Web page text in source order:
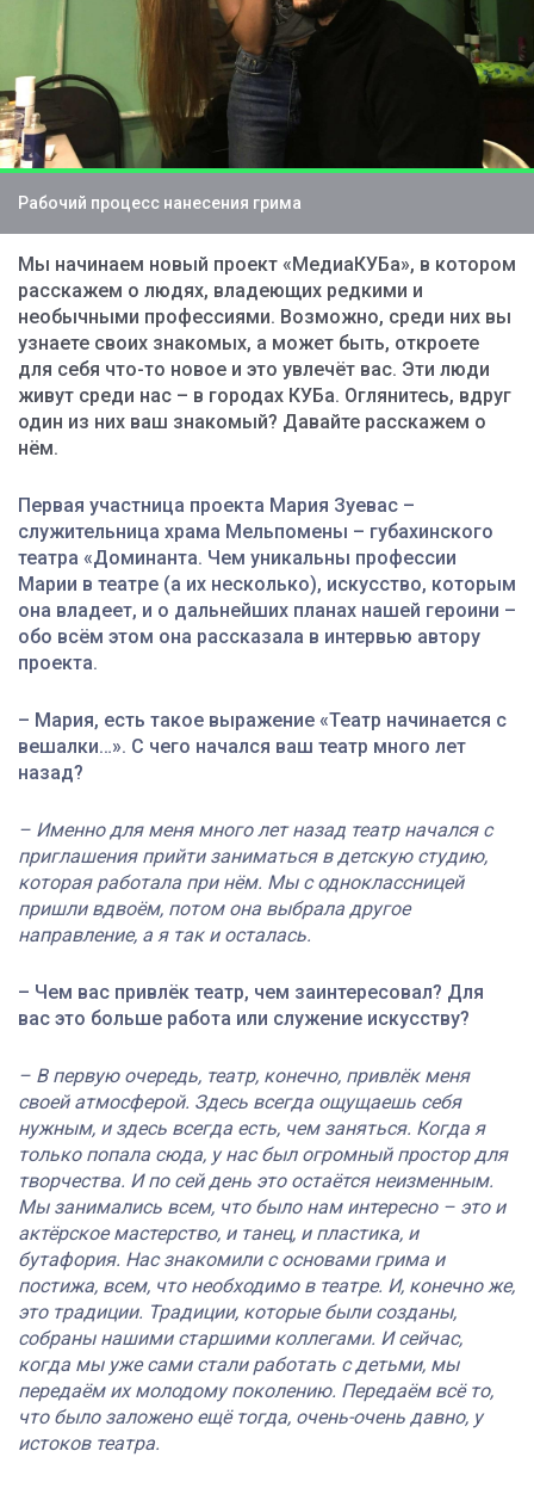
Рабочий процесс нанесения грима
Мы начинаем новый проект «МедиаКУБа», в котором
расскажем о людях, владеющих редкими и
необычными профессиями. Возможно, среди них вы
узнаете своих знакомых, а может быть, откроете
для себя что-то новое и это увлечёт вас. Эти люди
живут среди нас – в городах КУБа. Оглянитесь, вдруг
один из них ваш знакомый? Давайте расскажем о
нём.
Первая участница проекта Мария Зуевас –
служительница храма Мельпомены – губахинского
театра «Доминанта. Чем уникальны профессии
Марии в театре (а их несколько), искусство, которым
она владеет, и о дальнейших планах нашей героини –
обо всём этом она рассказала в интервью автору
проекта.
– Мария, есть такое выражение «Театр начинается с
вешалки…». С чего начался ваш театр много лет
назад?
– Именно для меня много лет назад театр начался с
приглашения прийти заниматься в детскую студию,
которая работала при нём. Мы с одноклассницей
пришли вдвоём, потом она выбрала другое
направление, а я так и осталась.
– Чем вас привлёк театр, чем заинтересовал? Для
вас это больше работа или служение искусству?
– В первую очередь, театр, конечно, привлёк меня
своей атмосферой. Здесь всегда ощущаешь себя
нужным, и здесь всегда есть, чем заняться. Когда я
только попала сюда, у нас был огромный простор для
творчества. И по сей день это остаётся неизменным.
Мы занимались всем, что было нам интересно – это и
актёрское мастерство, и танец, и пластика, и
бутафория. Нас знакомили с основами грима и
постижа, всем, что необходимо в театре. И, конечно же,
это традиции. Традиции, которые были созданы,
собраны нашими старшими коллегами. И сейчас,
когда мы уже сами стали работать с детьми, мы
передаём их молодому поколению. Передаём всё то,
что было заложено ещё тогда, очень-очень давно, у
истоков театра.